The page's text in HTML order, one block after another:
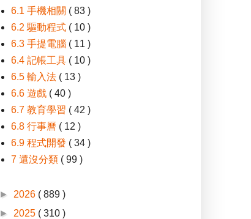
6.1 手機相關 ( 83 )
6.2 驅動程式 ( 10 )
6.3 手提電腦 ( 11 )
6.4 記帳工具 ( 10 )
6.5 輸入法 ( 13 )
6.6 遊戲 ( 40 )
6.7 教育學習 ( 42 )
6.8 行事曆 ( 12 )
6.9 程式開發 ( 34 )
7 還沒分類 ( 99 )
► 2026 ( 889 )
► 2025 ( 310 )